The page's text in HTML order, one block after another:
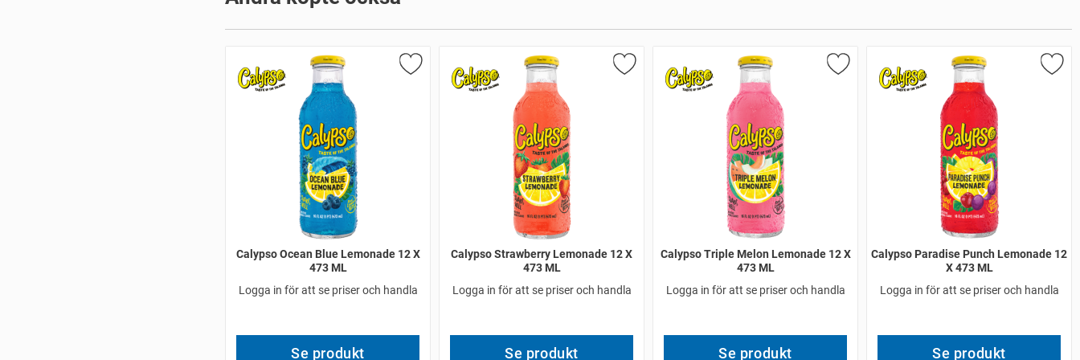
Calypso Ocean Blue Lemonade 12 X
473 ML
Logga in för att se priser och handla
Se produkt
Calypso Strawberry Lemonade 12 X
473 ML
Logga in för att se priser och handla
Se produkt
Calypso Triple Melon Lemonade 12 X
473 ML
Logga in för att se priser och handla
Se produkt
Calypso Paradise Punch Lemonade 12
X 473 ML
Logga in för att se priser och handla
Se produkt